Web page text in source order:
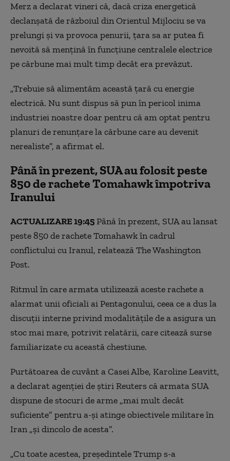
Merz a declarat vineri că, dacă criza energetică
declanșată de războiul din Orientul Mijlociu se va
prelungi și va provoca penurii, țara sa ar putea fi
nevoită să mențină în funcțiune centralele electrice
pe cărbune mai mult timp decât era prevăzut.
„Trebuie să alimentăm această țară cu energie
electrică. Nu sunt dispus să pun în pericol inima
industriei noastre doar pentru că am optat pentru
planuri de renunțare la cărbune care au devenit
nerealiste”, a afirmat el.
Până în prezent, SUA au folosit peste
850 de rachete Tomahawk împotriva
Iranului
ACTUALIZARE 19:45Până în prezent, SUA au lansat
peste 850 de rachete Tomahawk în cadrul
conflictului cu Iranul, relatează The Washington
Post.
Ritmul în care armata utilizează aceste rachete a
alarmat unii oficiali ai Pentagonului, ceea ce a dus la
discuții interne privind modalitățile de a asigura un
stoc mai mare, potrivit relatării, care citează surse
familiarizate cu această chestiune.
Purtătoarea de cuvânt a Casei Albe, Karoline Leavitt,
a declarat agenției de știri Reuters că armata SUA
dispune de stocuri de arme „mai mult decât
suficiente” pentru a-și atinge obiectivele militare în
Iran „și dincolo de acesta”.
„Cu toate acestea, președintele Trump s-a